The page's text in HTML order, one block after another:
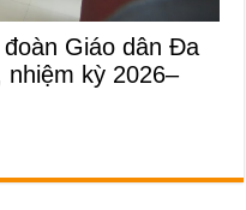
Giáo dân Đa
nhiệm kỳ 2026–